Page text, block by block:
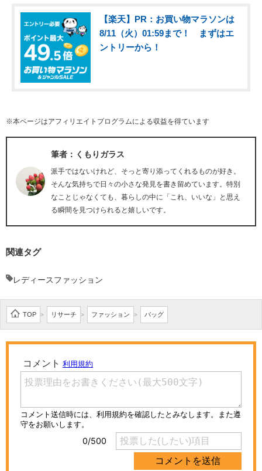
【楽天】PR：お買い物マラソンは
8/11（火）01:59まで！ まずはエ
ントリーから！
※本ページはアフィリエイトプログラムによる収益を得ています
筆者：くもりガラス
派手ではないけれど、そっと寄り添ってくれるものが好き。
そんな気持ちで日々の小さな発見を書き留めています。特別
なことじゃなくても、暮らしの中に「これ、いいな」と思え
る瞬間を見つけられると嬉しいです。
関連タグ
レディースファッション
TOP > リサーチ > ファッション > バッグ